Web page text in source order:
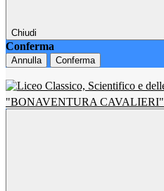
Chiudi
Conferma
Annulla Conferma
"BONAVENTURA CAVALIERI"